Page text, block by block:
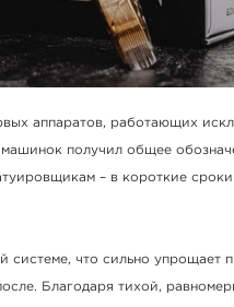
аппаратов, работающих
получил общее
– в короткие сроки
системе, что сильно упрощает
Благодаря тихой,